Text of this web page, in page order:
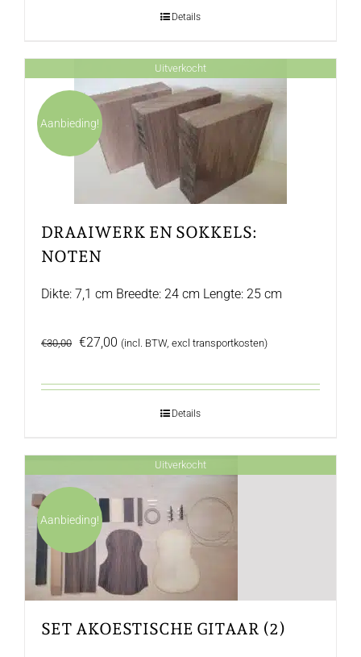
Details
Uitverkocht
Aanbieding!
DRAAIWERK EN SOKKELS:
NOTEN
Dikte: 7,1 cm Breedte: 24 cm Lengte: 25 cm
€30,00 Oorspronkelijke
€27,00 Huidige
(incl. BTW, excl transportkosten)
Details
Uitverkocht
Aanbieding!
SET AKOESTISCHE GITAAR (2)